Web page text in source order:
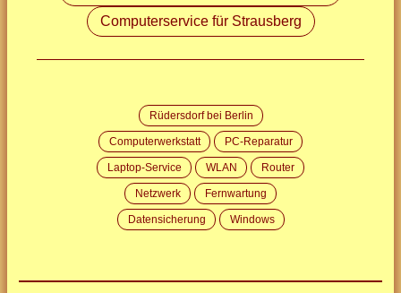
Computerservice für Strausberg
Rüdersdorf bei Berlin
Computerwerkstatt PC-Reparatur
Laptop-Service WLAN Router
Netzwerk Fernwartung
Datensicherung Windows